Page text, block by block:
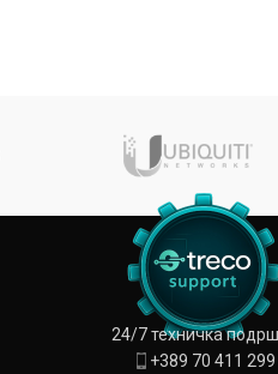
24/7 техничка
+389 70 411 299